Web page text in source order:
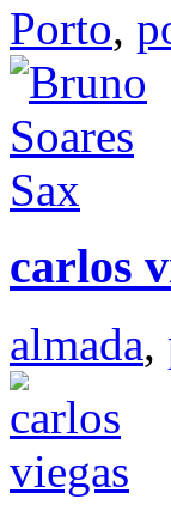
Porto,
carlos
almada,